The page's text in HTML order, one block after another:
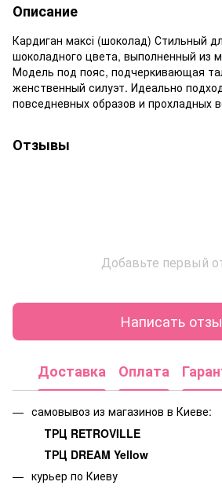
Описание
Кардиган максі (шоколад) Стильный
шоколадного цвета, выполненный из
Модель под пояс, подчеркивающая
женственный силуэт. Идеально
повседневных образов и прохладных
Отзывы
Добавьте первый
Написать
Доставка Оплата
самовывоз из магазинов в Киеве:
ТРЦ RETROVILLE
ТРЦ DREAM Yellow
курьер по Киеву